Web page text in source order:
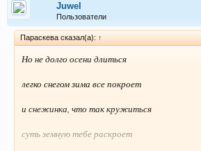
Juwel
Пользователи
Параскева сказал(а): ↑
Но не долго осени длиться
легко снегом зима все покроет
и снежинка, что так кружиться
суть земную тебе раскроет